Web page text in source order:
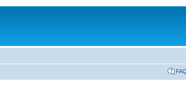
FAQ